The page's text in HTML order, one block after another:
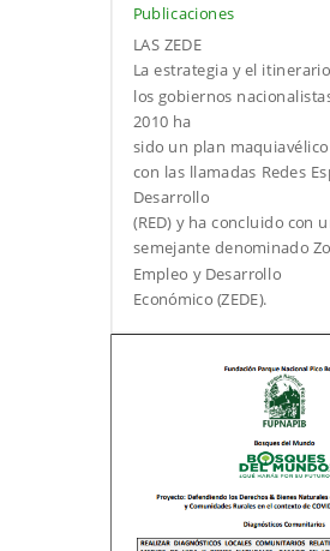
Publicaciones
LAS ZEDE
La estrategia y el
los gobiernos
2010 ha
sido un plan
con las llamadas Redes
Desarrollo
(RED) y ha concluido con
semejante denominado
Empleo y Desarrollo
Económico (ZEDE).